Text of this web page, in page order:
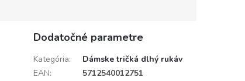
Dodatočné parametre
Kategória:
Dámske tričká dlhý rukáv
EAN:
5712540012751